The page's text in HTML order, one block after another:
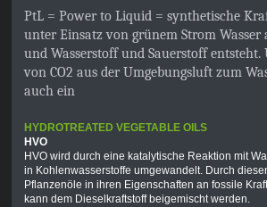
PtL = Power to Liquid = synthetische
unter Einsatz von grünem Strom Wasser
und Wasserstoff und Sauerstoff entsteht.
von CO2 aus der Umgebungsluft zum
auch ein
HYDROTREATED VEGETABLE OILS
HVO
HVO wird durch eine katalytische Reaktion mit
in Kohlenwasserstoffe umgewandelt. Durch
Pflanzenöle in ihren Eigenschaften an fossile
kann dem Dieselkraftstoff beigemischt werden.